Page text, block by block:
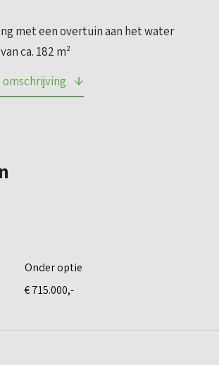
met een overtuin aan het water
ca. 182 m²
badkamer met sanitair en tegels
een parkeerplaats op eigen terrein met
liggen aan een openbaar wandelpad
Even dat pad oversteken en je staat in
Onder optie
€ 715.000,-